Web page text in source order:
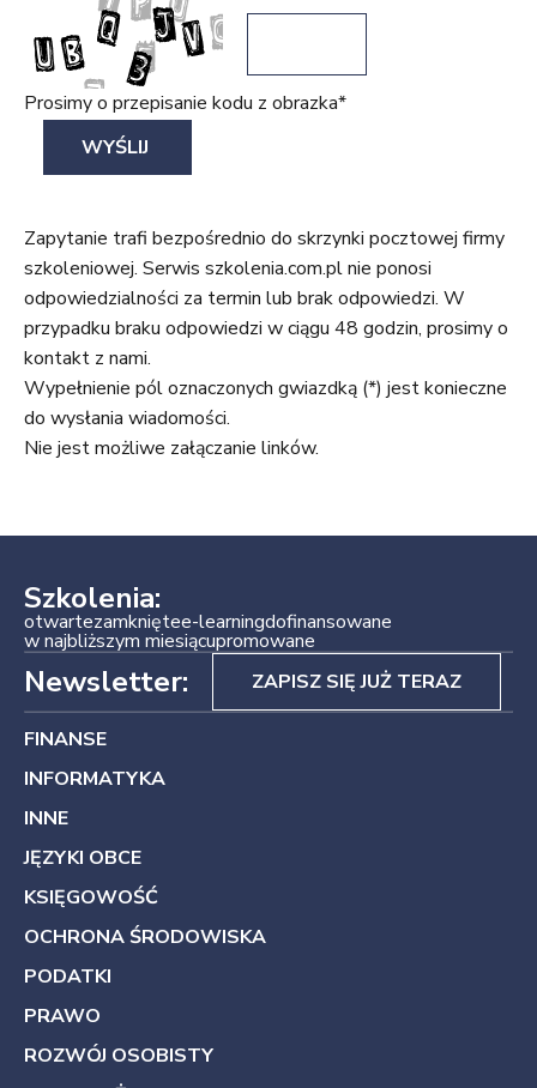
Prosimy o przepisanie kodu z obrazka*
Zapytanie trafi bezpośrednio do skrzynki pocztowej firmy
szkoleniowej. Serwis szkolenia.com.pl nie ponosi
odpowiedzialności za termin lub brak odpowiedzi. W
przypadku braku odpowiedzi w ciągu 48 godzin, prosimy o
kontakt z nami.
Wypełnienie pól oznaczonych gwiazdką (*) jest konieczne
do wysłania wiadomości.
Nie jest możliwe załączanie linków.
Szkolenia:
otwartezamkniętee-learningdofinansowane
w najbliższym miesiącupromowane
Newsletter: ZAPISZ SIĘ JUŻ TERAZ
FINANSE
INFORMATYKA
INNE
JĘZYKI OBCE
KSIĘGOWOŚĆ
OCHRONA ŚRODOWISKA
PODATKI
PRAWO
ROZWÓJ OSOBISTY